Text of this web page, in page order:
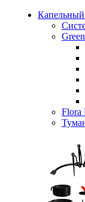
Flora